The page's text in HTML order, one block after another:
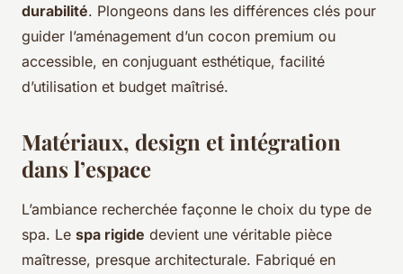
durabilité. Plongeons dans les différences clés pour
guider l’aménagement d’un cocon premium ou
accessible, en conjuguant esthétique, facilité
d’utilisation et budget maîtrisé.
Matériaux, design et intégration
dans l’espace
L’ambiance recherchée façonne le choix du type de
spa. Le spa rigide devient une véritable pièce
maîtresse, presque architecturale. Fabriqué en